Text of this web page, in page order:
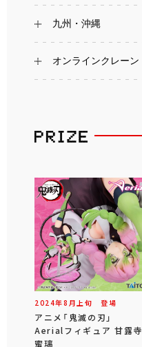
九州・沖縄
オンラインクレーン
2024年8 月 上旬 登場
アニメ「鬼滅の刃」
Aerialフィギュア 甘露寺
蜜璃